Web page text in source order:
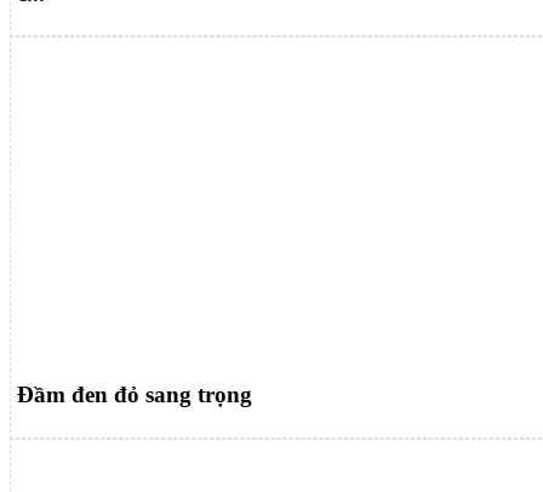
Đầm đen đỏ sang trọng